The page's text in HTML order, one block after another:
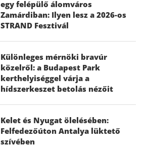
egy felépülő álomváros
Zamárdiban: Ilyen lesz a 2026-os
STRAND Fesztivál
Különleges mérnöki bravúr
közelről: a Budapest Park
kerthelyiséggel várja a
hídszerkeszet betolás nézőit
Kelet és Nyugat ölelésében:
Felfedezőúton Antalya lüktető
szívében